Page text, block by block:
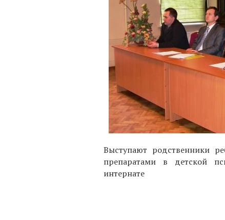
Выступают родственники
препаратами в детской
интернате